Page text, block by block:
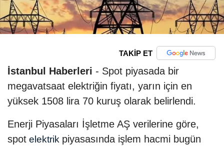
TAKİP ET
İstanbul Haberleri - Spot piyasada bir
megavatsaat elektriğin fiyatı, yarın için en
yüksek 1508 lira 70 kuruş olarak belirlendi.
Enerji Piyasaları İşletme AŞ verilerine göre,
spot elektrik piyasasında işlem hacmi bugün